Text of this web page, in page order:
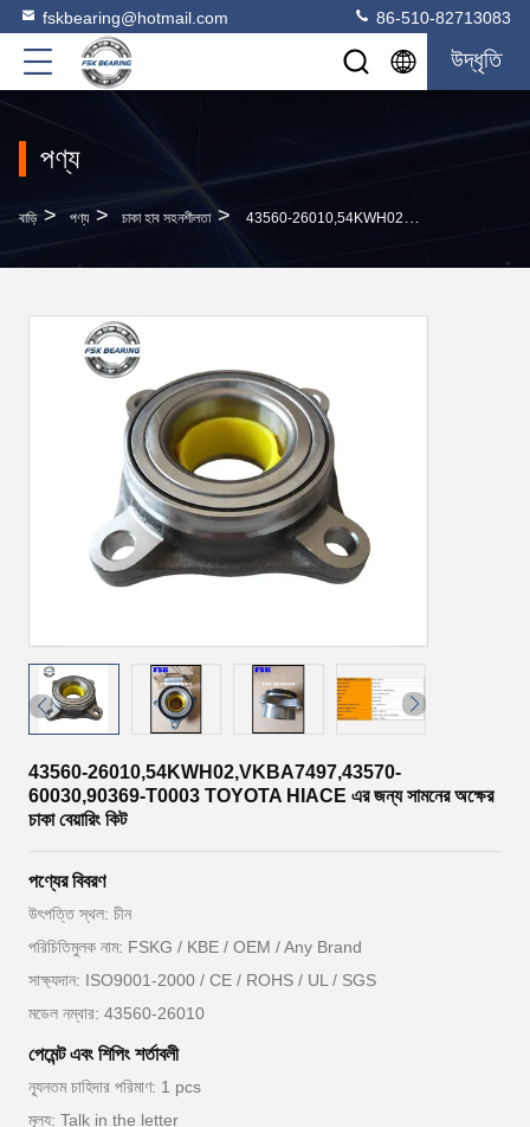
fskbearing@hotmail.com 86-510-82713083
উদ্ধৃতি
পণ্য
বাড়ি > পণ্য > চাকা হাব সহনশীলতা > 43560-26010,54KWH02,VKBA7497,43570-60030,90369-T0003 TOYOTA HIACE এর জন্য সামনের অক্ষের চাকা বেয়ারিং কিট
43560-26010,54KWH02,VKBA7497,43570-
60030,90369-T0003 TOYOTA HIACE এর জন্য সামনের অক্ষের
চাকা বেয়ারিং কিট
পণ্যের বিবরণ
উৎপত্তি স্থল: চীন
পরিচিতিমুলক নাম: FSKG / KBE / OEM / Any Brand
সাক্ষ্যদান: ISO9001-2000 / CE / ROHS / UL / SGS
মডেল নম্বার: 43560-26010
পেমেন্ট এবং শিপিং শর্তাবলী
ন্যূনতম চাহিদার পরিমাণ: 1 pcs
মূল্য: Talk in the letter